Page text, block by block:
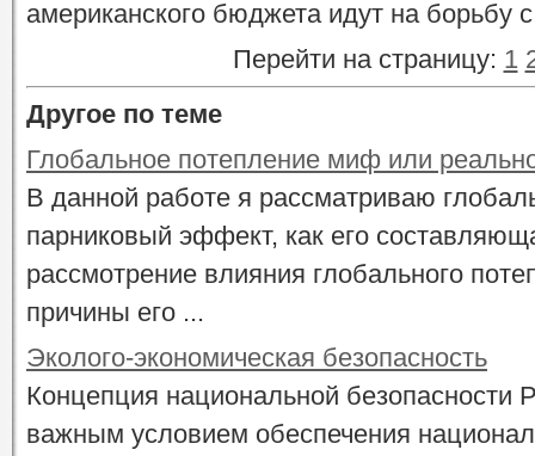
американского бюджета идут на борьбу
Перейти на страницу: 1
Другое по теме
Глобальное потепление миф или
В данной работе я рассматриваю
парниковый эффект, как его
рассмотрение влияния глобального
причины его ...
Эколого-экономическая безопасность
Концепция национальной безопасности
важным условием обеспечения